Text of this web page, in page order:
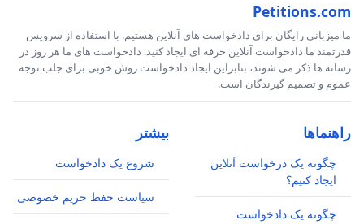
Petitions.com
ما میزبانی رایگان برای دادخواست های آنلاین هستیم. با استفاده از سرویس
قدرتمند ما دادخواست آنلاین حرفه ای ایجاد کنید. دادخواست های ما هر روز در
رسانه ها ذکر می شوند، بنابراین ایجاد دادخواست روش خوبی برای جلب توجه
عموم و تصمیم گیرندگان است.
راهنماها
چگونه یک درخواست آنلاین
ایجاد کنیم؟
چگونه یک دادخواست
بیشتر
شروع یک دادخواست
سیاست حفظ حریم خصوصی